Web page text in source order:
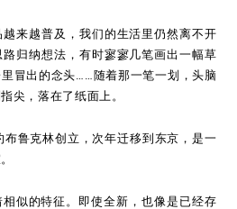
来越普及，我们的生活里仍然离不开
归纳想法，有时寥寥几笔画出一幅草
冒出的念头……随着那一笔一划，头脑
尖，落在了纸面上。
布鲁克林创立，次年迁移到东京，是一
相似的特征。即使全新，也像是已经存